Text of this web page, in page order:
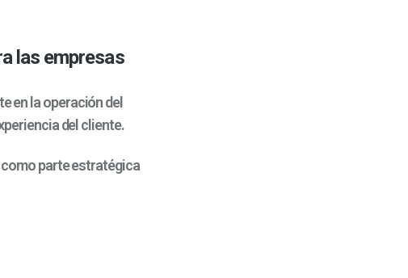
las empresas
en la operación del
del cliente.
parte estratégica